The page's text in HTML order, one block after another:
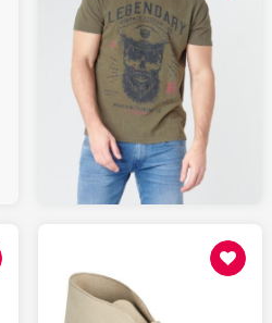
17.99
SPARTOO.fr